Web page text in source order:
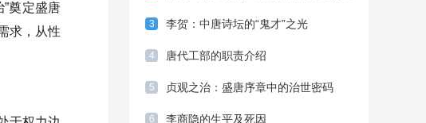
奠定盛唐
求，从性
代名相
3 李贺：中唐诗坛的“鬼才”之光
4 唐代工部的职责介绍
5 贞观之治：盛唐序章中的治世密码
6 李商隐的生平及死因